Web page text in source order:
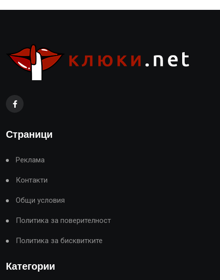
Страници
Реклама
Контакти
Общи условия
Политика за поверителност
Политика за бисквитките
Категории